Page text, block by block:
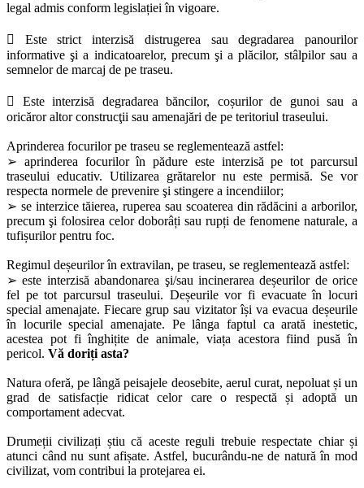
legal admis conform legislației în vigoare.
 Este strict interzisă distrugerea sau degradarea panourilor
informative şi a indicatoarelor, precum şi a plăcilor, stâlpilor sau a
semnelor de marcaj de pe traseu.
 Este interzisă degradarea băncilor, coșurilor de gunoi sau a
oricăror altor construcţii sau amenajări de pe teritoriul traseului.
Aprinderea focurilor pe traseu se reglementează astfel:
➢ aprinderea focurilor în pădure este interzisă pe tot parcursul
traseului educativ. Utilizarea grătarelor nu este permisă. Se vor
respecta normele de prevenire şi stingere a incendiilor;
➢ se interzice tăierea, ruperea sau scoaterea din rădăcini a arborilor,
precum şi folosirea celor doborâți sau rupți de fenomene naturale, a
tufișurilor pentru foc.
Regimul deșeurilor în extravilan, pe traseu, se reglementează astfel:
➢ este interzisă abandonarea şi/sau incinerarea deșeurilor de orice
fel pe tot parcursul traseului. Deșeurile vor fi evacuate în locuri
special amenajate. Fiecare grup sau vizitator își va evacua deșeurile
în locurile special amenajate. Pe lânga faptul ca arată inestetic,
acestea pot fi înghițite de animale, viața acestora fiind pusă în
pericol. Vă doriți asta?
Natura oferă, pe lângă peisajele deosebite, aerul curat, nepoluat și un
grad de satisfacție ridicat celor care o respectă și adoptă un
comportament adecvat.
Drumeții civilizați știu că aceste reguli trebuie respectate chiar și
atunci când nu sunt afișate. Astfel, bucurându-ne de natură în mod
civilizat, vom contribui la protejarea ei.